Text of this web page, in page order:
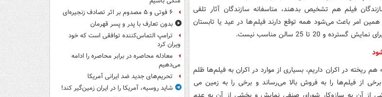
فیلم هم تشخیص بدهند، متاسفانه سازندگان آثار تلقی
همین امر باعث می‌شود همه توقع دارند فیلم ها در عید یا تابستان
و 20 تا 25 سالن مناسب نیست.
در اکران داریم، بسیاری از موارد در اکران به فیلم‌ها ظلم
از فیلم‌ها را به فروش بالا می‌رساند و برخی را به زمین می
۶ فوتی و ۵ مصدوم بر اثر تصادف زنجیره‌ای
بدون تعارف با پدر و پسر قهرمان
ترامپ التماس‌کننده توافقی است که خود
ویران کرد
معادله محاصره در برابر محاصره را ادامه
می‌دهیم
تحریم‌های جدید ضد ایرانی آمریکا
شاید روسیه، آمریکا را در ایران زمین‌گیر کند!